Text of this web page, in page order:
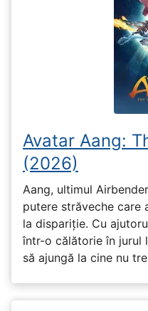
Avatar Aang:
(2026)
Aang, ultimul
putere străveche care
la dispariție. Cu
într-o călătorie în jurul
să ajungă la cine nu